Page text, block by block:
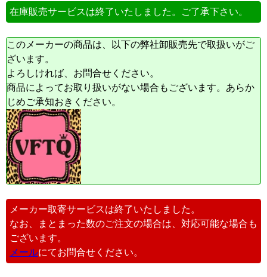
在庫販売サービスは終了いたしました。ご了承下さい。
このメーカーの商品は、以下の弊社卸販売先で取扱いがご
ざいます。
よろしければ、お問合せください。
商品によってお取り扱いがない場合もございます。あらか
じめご承知おきください。
メーカー取寄サービスは終了いたしました。
なお、まとまった数のご注文の場合は、対応可能な場合も
ございます。
メールにてお問合せください。